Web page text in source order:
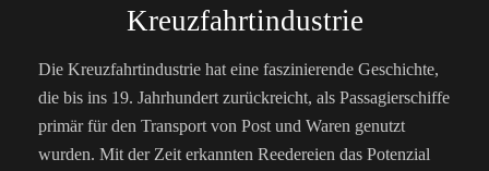
Kreuzfahrtindustrie
Die Kreuzfahrtindustrie hat eine faszinierende Geschichte,
die bis ins 19. Jahrhundert zurückreicht, als Passagierschiffe
primär für den Transport von Post und Waren genutzt
wurden. Mit der Zeit erkannten Reedereien das Potenzial